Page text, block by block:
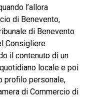
l’allora
di Benevento,
di Benevento
Consigliere
il contenuto di un
locale e poi
profilo personale,
di Commercio di